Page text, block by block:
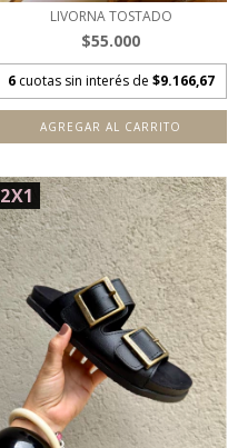
LIVORNA TOSTADO
$55.000
6 cuotas sin interés de $9.166,67
AGREGAR AL CARRITO
2X1